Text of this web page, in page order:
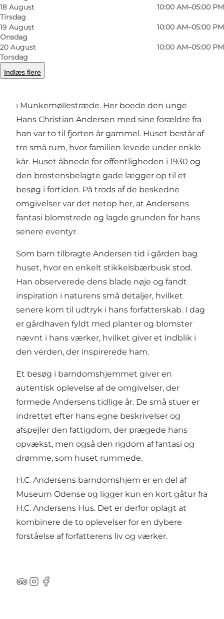
18 August
Tirsdag
10:00 AM–05:00 PM
19 August
Onsdag
10:00 AM–05:00 PM
20 August
Torsdag
10:00 AM–05:00 PM
Indlæs flere
I hjertet af Odense finder du H.C. Andersens
i Munkemøllestræde. Her boede den unge
Hans Christian Andersen med sine forældre fra
han var to til fjorten år gammel. Huset består af
tre små rum, hvor familien levede under enkle
kår. Huset åbnede for offentligheden i 1930 og
den brostensbelagte gade lægger op til et
besøg i fortiden. På trods af de beskedne
omgivelser var det netop her, at Andersens
fantasi blomstrede og lagde grunden for hans
senere eventyr.
Som barn tilbragte Andersen tid i gården bag
huset, hvor en enkelt stikkelsbærbusk stod.
Han observerede dens blade nøje og fandt
inspiration i naturens små detaljer, hvilket
senere kom til udtryk i hans forfatterskab. I dag
er gårdhaven fyldt med planter og blomster
nævnt i hans værker, hvilket giver et indblik i
den verden, der inspirerede ham.
Et besøg i barndomshjemmet giver en
autentisk oplevelse af de omgivelser, der
formede Andersens tidlige år. De små stuer er
indrettet efter hans egne beskrivelser og
afspejler den fattigdom, der prægede hans
opvækst, men også den rigdom af fantasi og
drømme, som huset rummede.
H.C. Andersens barndomshjem er en del af
Museum Odense og ligger kun en kort gåtur fra
H.C. Andersens Hus. Det er derfor oplagt at
kombinere de to oplevelser for en dybere
forståelse af forfatterens liv og værker.
Tripadvisor
Instagram
Facebook